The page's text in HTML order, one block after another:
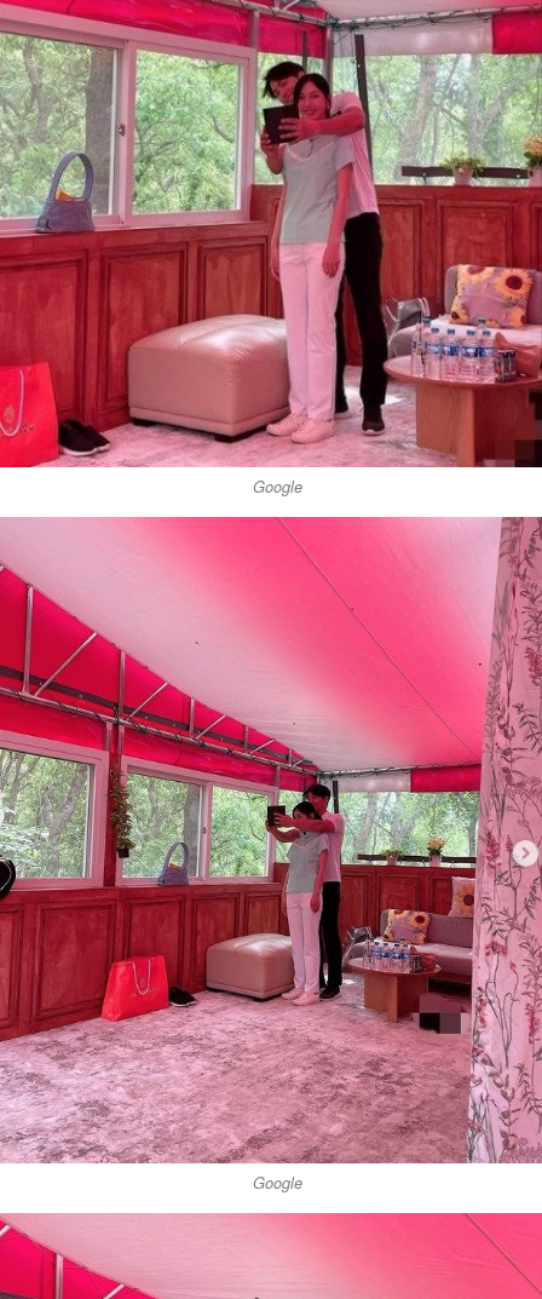
Google
Google